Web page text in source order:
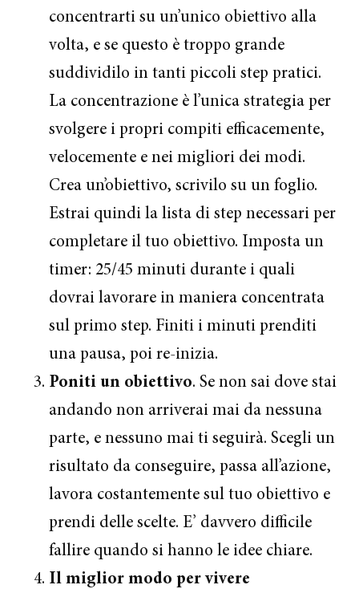
concentrarti su un’unico obiettivo alla
volta, e se questo è troppo grande
suddividilo in tanti piccoli step pratici.
La concentrazione è l’unica strategia per
svolgere i propri compiti efficacemente,
velocemente e nei migliori dei modi.
Crea un’obiettivo, scrivilo su un foglio.
Estrai quindi la lista di step necessari per
completare il tuo obiettivo. Imposta un
timer: 25/45 minuti durante i quali
dovrai lavorare in maniera concentrata
sul primo step. Finiti i minuti prenditi
una pausa, poi re-inizia.
Poniti un obiettivo. Se non sai dove stai
andando non arriverai mai da nessuna
parte, e nessuno mai ti seguirà. Scegli un
risultato da conseguire, passa all’azione,
lavora costantemente sul tuo obiettivo e
prendi delle scelte. E’ davvero difficile
fallire quando si hanno le idee chiare.
Il miglior modo per vivere